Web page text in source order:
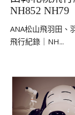
NH852 NH79
ANA松山飛羽田、
飛行紀錄｜NH...